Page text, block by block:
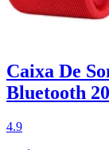
Caixa De
Bluetooth
4.9